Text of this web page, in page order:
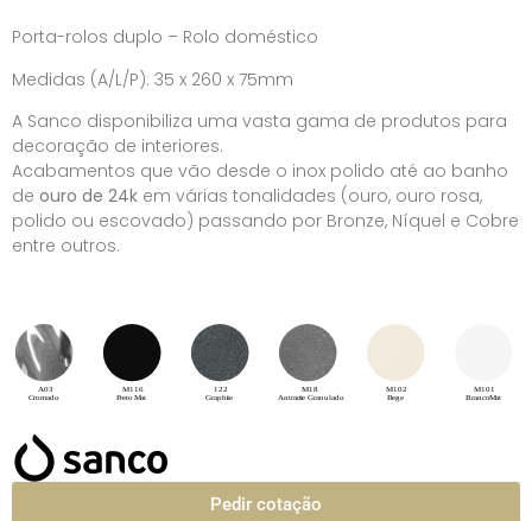
Porta-rolos duplo – Rolo doméstico
Medidas (A/L/P): 35 x 260 x 75mm
A Sanco disponibiliza uma vasta gama de produtos para
decoração de interiores.
Acabamentos que vão desde o inox polido até ao banho
de ouro de 24k em várias tonalidades (ouro, ouro rosa,
polido ou escovado) passando por Bronze, Níquel e Cobre
entre outros.
Pedir cotação